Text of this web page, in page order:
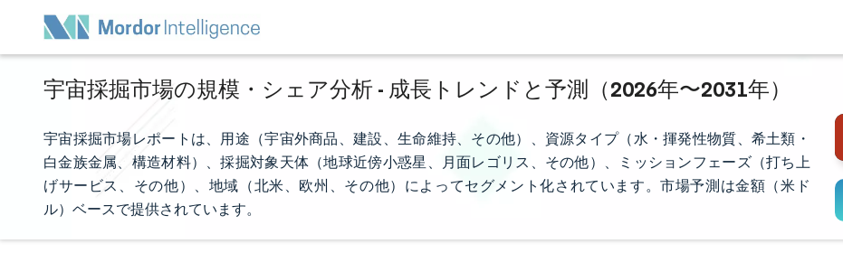
宇宙採掘市場の規模・シェア分析 - 成長トレンドと予測（2026年〜2031年）
宇宙採掘市場レポートは、用途（宇宙外商品、建設、生命維持、その他）、資源タイプ（水・揮発性物質、希土類・
白金族金属、構造材料）、採掘対象天体（地球近傍小惑星、月面レゴリス、その他）、ミッションフェーズ（打ち上
げサービス、その他）、地域（北米、欧州、その他）によってセグメント化されています。市場予測は金額（米ド
ル）ベースで提供されています。